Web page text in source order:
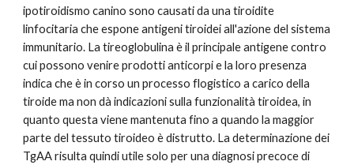
ipotiroidismo canino sono causati da una tiroidite
linfocitaria che espone antigeni tiroidei all'azione del sistema
immunitario. La tireoglobulina è il principale antigene contro
cui possono venire prodotti anticorpi e la loro presenza
indica che è in corso un processo flogistico a carico della
tiroide ma non dà indicazioni sulla funzionalità tiroidea, in
quanto questa viene mantenuta fino a quando la maggior
parte del tessuto tiroideo è distrutto. La determinazione dei
TgAA risulta quindi utile solo per una diagnosi precoce di